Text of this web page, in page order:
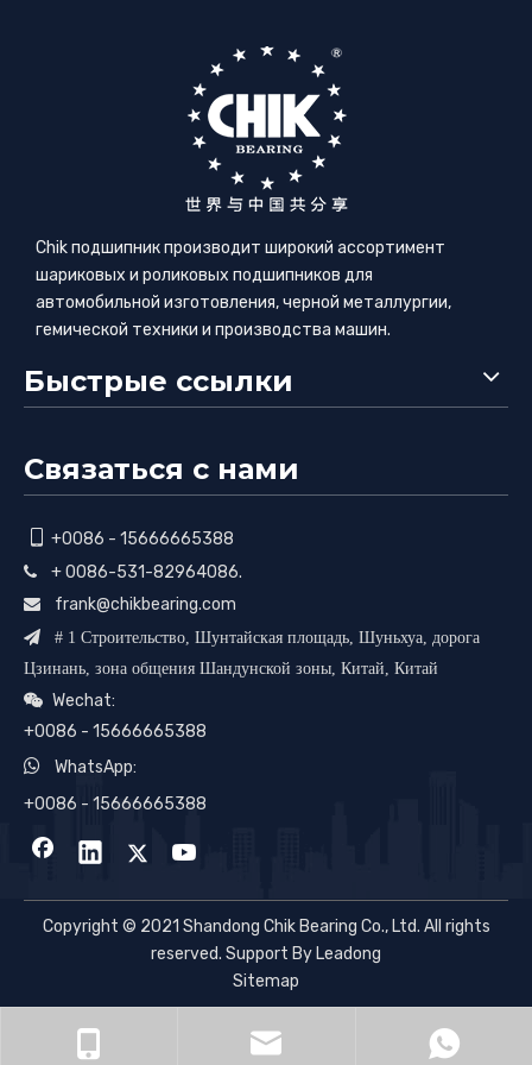
Chik подшипник производит широкий ассортимент
шариковых и роликовых подшипников для
автомобильной изготовления, черной металлургии,
гемической техники и производства машин.
Быстрые ссылки
Связаться с нами
+0086 - 15666665388
 + 0086-531-82964086.
 frank@chikbearing.com
 # 1 Строительство, Шунтайская площадь, Шуньхуа, дорога
Цзинань, зона общения Шандунской зоны, Китай, Китай
 Wechat:
+0086 - 15666665388
 WhatsApp:
+0086 - 15666665388
Copyright © 2021 Shandong Chik Bearing Co., Ltd. All rights
reserved. Support By Leadong
Sitemap